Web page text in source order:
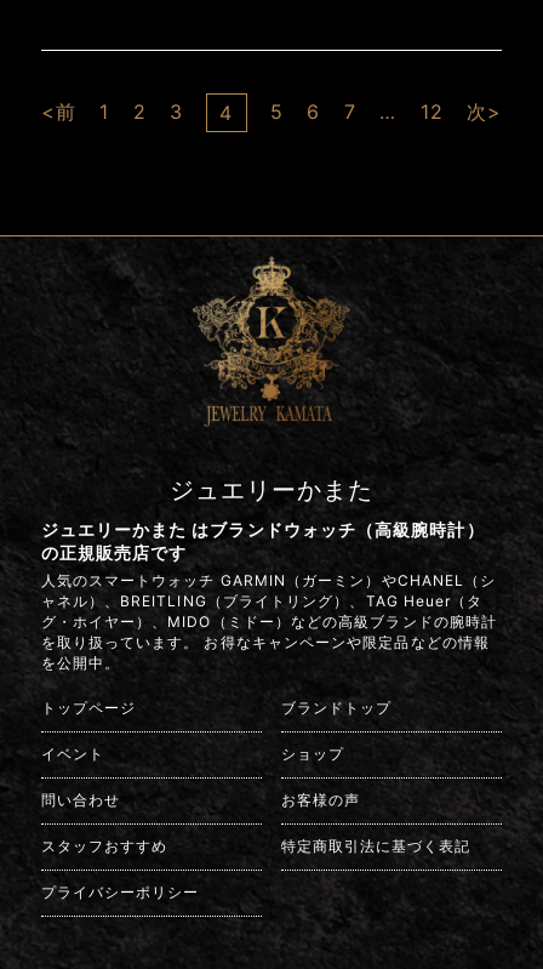
<前 1 2 3 4 5 6 7 … 12 次>
ジュエリーかまた
ジュエリーかまた はブランドウォッチ（高級腕時計）
の正規販売店です
人気のスマートウォッチ GARMIN（ガーミン）やCHANEL（シ
ャネル）、BREITLING（ブライトリング）、TAG Heuer（タ
グ・ホイヤー）、MIDO（ミドー）などの高級ブランドの腕時計
を取り扱っています。 お得なキャンペーンや限定品などの情報
を公開中。
トップページ ブランドトップ
イベント ショップ
問い合わせ お客様の声
スタッフおすすめ 特定商取引法に基づく表記
プライバシーポリシー